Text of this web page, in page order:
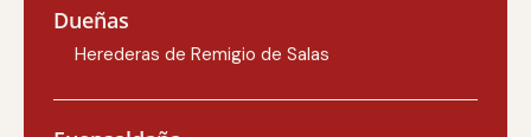
Dueñas
Herederas de Remigio de Salas